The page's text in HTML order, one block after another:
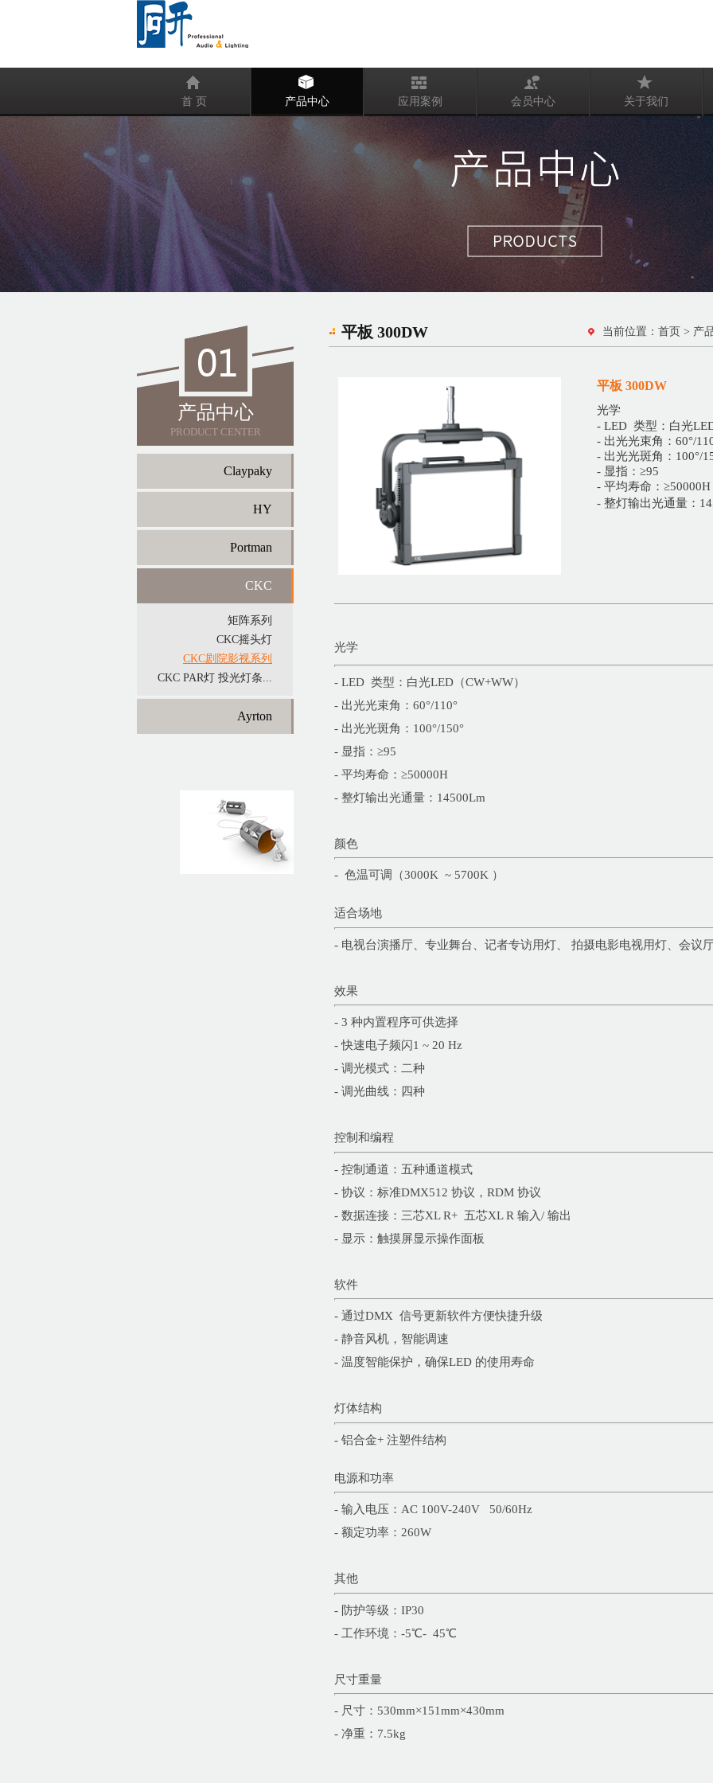
首 页 产品中心 应用案例 会员中心 关于我们
产品中心
PRODUCT CENTER
Claypaky
HY
Portman
CKC
矩阵系列
CKC摇头灯
CKC剧院影视系列
CKC PAR灯 投光灯条...
Ayrton
当前位置： 首页 > 产
平板 300DW
平板 300DW
光学
- LED 类型：白光
- 出光光束角：60°/
- 出光光斑角：100°/
- 显指：≥95
- 平均寿命：≥50000H
- 整灯输出光通量：
光学
- LED 类型：白光LED（CW+WW）
- 出光光束角：60°/110°
- 出光光斑角：100°/150°
- 显指：≥95
- 平均寿命：≥50000H
- 整灯输出光通量：14500Lm
颜色
- 色温可调（3000K ~ 5700K ）
适合场地
- 电视台演播厅、专业舞台、记者专访用灯、 拍摄电影电视用灯、会议
效果
- 3 种内置程序可供选择
- 快速电子频闪1 ~ 20 Hz
- 调光模式：二种
- 调光曲线：四种
控制和编程
- 控制通道：五种通道模式
- 协议：标准DMX512 协议，RDM 协议
- 数据连接：三芯XL R+ 五芯XL R 输入/ 输出
- 显示：触摸屏显示操作面板
软件
- 通过DMX 信号更新软件方便快捷升级
- 静音风机，智能调速
- 温度智能保护，确保LED 的使用寿命
灯体结构
- 铝合金+ 注塑件结构
电源和功率
- 输入电压：AC 100V-240V 50/60Hz
- 额定功率：260W
其他
- 防护等级：IP30
- 工作环境：-5℃- 45℃
尺寸重量
- 尺寸：530mm×151mm×430mm
- 净重：7.5kg